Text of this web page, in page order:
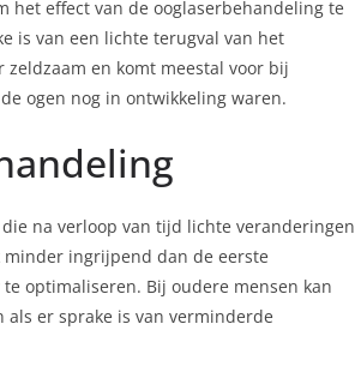
het effect van de ooglaserbehandeling te
is van een lichte terugval van het
en komt meestal voor bij
ogen nog in ontwikkeling waren.
na verloop van tijd lichte veranderingen
minder ingrijpend dan de eerste
optimaliseren. Bij oudere mensen kan
er sprake is van verminderde